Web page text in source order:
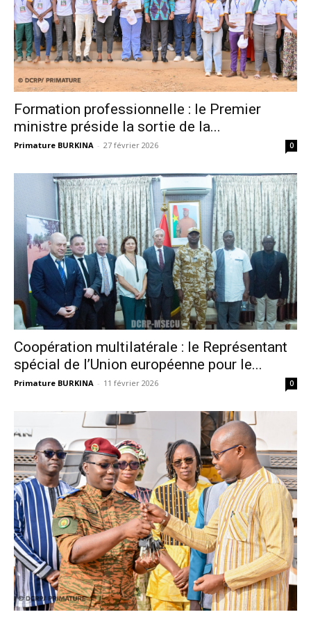
Formation professionnelle : le Premier
ministre préside la sortie de la...
Primature BURKINA - 27 février 2026 0
Coopération multilatérale : le Représentant
spécial de l’Union européenne pour le...
Primature BURKINA - 11 février 2026 0